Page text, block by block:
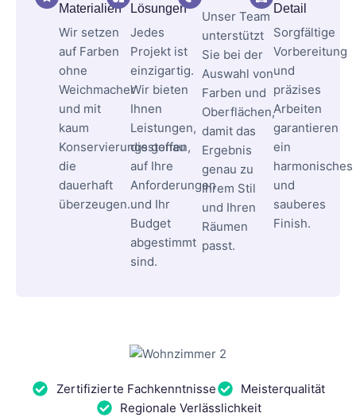
Materialien
Wir setzen
auf Farben
ohne
Weichmacher
und mit
kaum
Konservierungsstoffen,
die
dauerhaft
überzeugen.
Lösungen
Jedes
Projekt ist
einzigartig.
Wir bieten
Ihnen
Leistungen,
die genau
auf Ihre
Anforderungen
und Ihr
Budget
abgestimmt
sind.
Unser Team
unterstützt
Sie bei der
Auswahl von
Farben und
Oberflächen,
damit das
Ergebnis
genau zu
Ihrem Stil
und Ihren
Räumen
passt.
Detail
Sorgfältige
Vorbereitung
und
präzises
Arbeiten
garantieren
ein
harmonisches
und
sauberes
Finish.
Zertifizierte Fachkenntnisse
Meisterqualität
Regionale Verlässlichkeit